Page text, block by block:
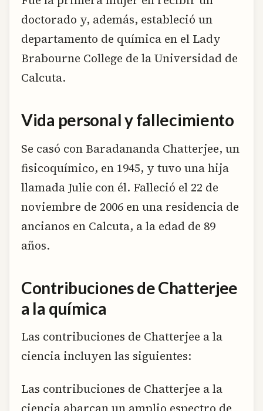
doctorado y, además, estableció un
departamento de química en el Lady
Brabourne College de la Universidad de
Calcuta.
Vida personal y fallecimiento
Se casó con Baradananda Chatterjee, un
fisicoquímico, en 1945, y tuvo una hija
llamada Julie con él. Falleció el 22 de
noviembre de 2006 en una residencia de
ancianos en Calcuta, a la edad de 89
años.
Contribuciones de Chatterjee
a la química
Las contribuciones de Chatterjee a la
ciencia incluyen las siguientes:
Las contribuciones de Chatterjee a la
ciencia abarcan un amplio espectro de